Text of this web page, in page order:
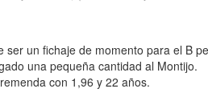
ser un fichaje de momento para el B
una pequeña cantidad al Montijo.
con 1,96 y 22 años.